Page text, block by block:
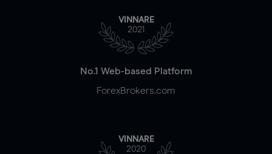
VINNARE
2021
No.1 Web-based Platform
ForexBrokers.com
VINNARE
2020